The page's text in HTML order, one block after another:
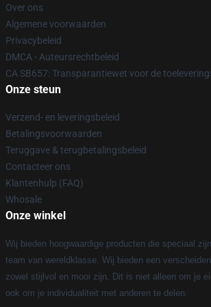
Over ons
Algemene voorwaarden
Privacybeleid
DMCA - Auteursrechtbeleid
CA SB657: Transparantiewet voor de
Onze steun
Verzend- en leveringsbeleid
Betalingsvoorwaarden
Teruggave & terugbetalingsbeleid
Contacteer ons
Klantenhulp (FAQ)
Whosale
Onze winkel
Wij bieden hoogwaardige producten die speciaal
team van wereldklasse. Wij bieden een
zowel stijlvol en mooi zijn. Dit is niet alleen om je
ook om je individualiteit met anderen te delen.